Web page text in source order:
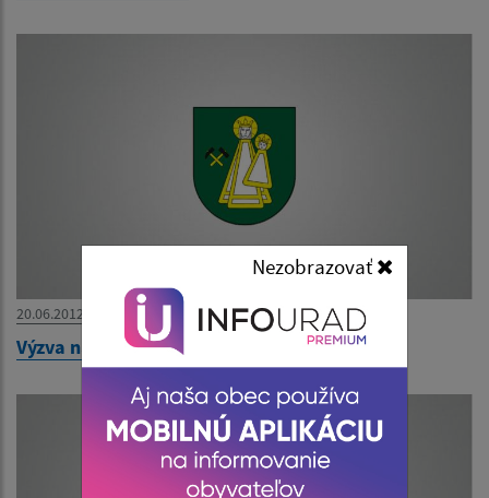
Nezobrazovať
20.06.2012
Výzva na predloženie ponuky